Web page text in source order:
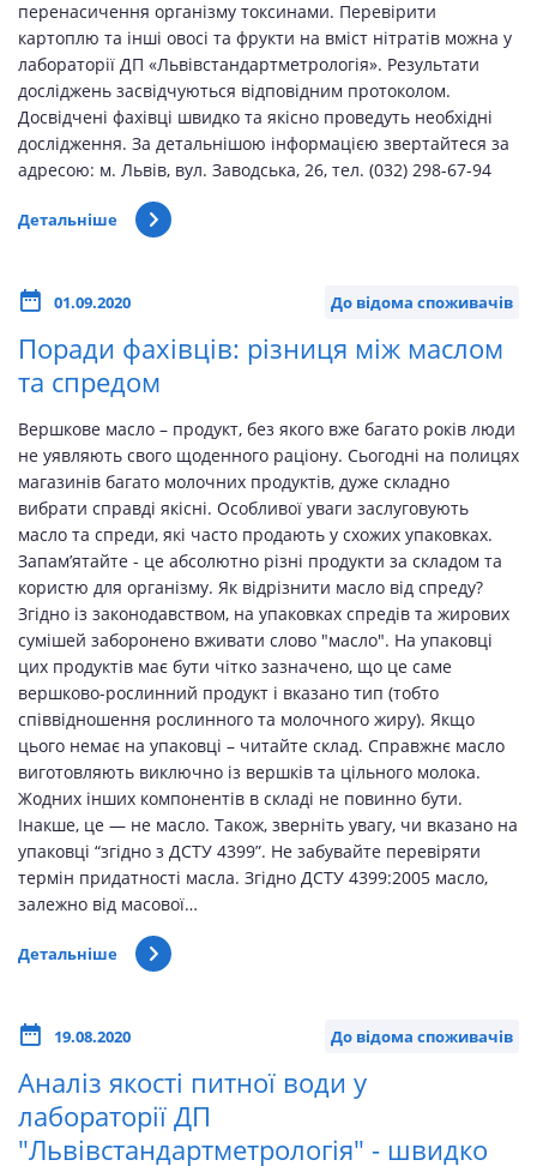
перенасичення організму токсинами. Перевірити
картоплю та інші овосі та фрукти на вміст нітратів можна у
лабораторії ДП «Львівстандартметрологія». Результати
досліджень засвідчуються відповідним протоколом.
Досвідчені фахівці швидко та якісно проведуть необхідні
дослідження. За детальнішою інформацією звертайтеся за
адресою: м. Львів, вул. Заводська, 26, тел. (032) 298-67-94
Детальніше
01.09.2020 До відома споживачів
Поради фахівців: різниця між маслом
та спредом
Вершкове масло – продукт, без якого вже багато років люди
не уявляють свого щоденного раціону. Сьогодні на полицях
магазинів багато молочних продуктів, дуже складно
вибрати справді якісні. Особливої уваги заслуговують
масло та спреди, які часто продають у схожих упаковках.
Запам’ятайте - це абсолютно різні продукти за складом та
користю для організму. Як відрізнити масло від спреду?
Згідно із законодавством, на упаковках спредів та жирових
сумішей заборонено вживати слово "масло". На упаковці
цих продуктів має бути чітко зазначено, що це саме
вершково-рослинний продукт і вказано тип (тобто
співвідношення рослинного та молочного жиру). Якщо
цього немає на упаковці – читайте склад. Справжнє масло
виготовляють виключно із вершків та цільного молока.
Жодних інших компонентів в складі не повинно бути.
Інакше, це — не масло. Також, зверніть увагу, чи вказано на
упаковці “згідно з ДСТУ 4399”. Не забувайте перевіряти
термін придатності масла. Згідно ДСТУ 4399:2005 масло,
залежно від масової…
Детальніше
19.08.2020 До відома споживачів
Аналіз якості питної води у
лабораторії ДП
"Львівстандартметрологія" - швидко